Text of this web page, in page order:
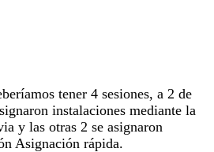
tener 4 sesiones, a 2 de
instalaciones mediante la
y las otras 2 se asignaron
Asignación rápida.